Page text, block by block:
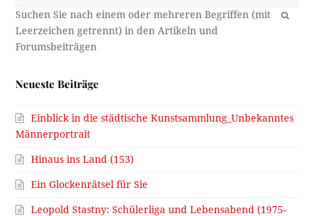
OK
Neueste Beiträge
Einblick in die städtische Kunstsammlung_Unbekanntes
Männerportrait
Hinaus ins Land (153)
Ein Glockenrätsel für Sie
Leopold Stastny: Schülerliga und Lebensabend (1975-